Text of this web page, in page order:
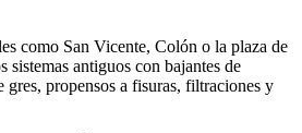
como San Vicente, Colón o la plaza de
antiguos con bajantes de
gres, propensos a fisuras, filtraciones y